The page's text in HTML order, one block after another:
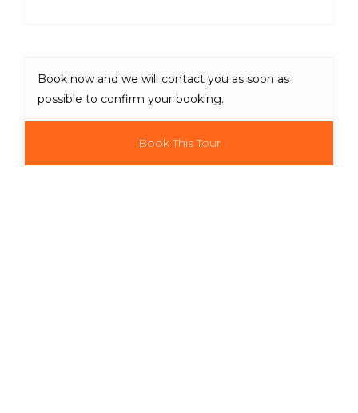
Book now and we will contact you as soon as
possible to confirm your booking.
Book This Tour